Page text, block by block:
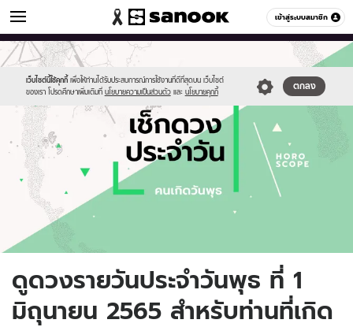
เข้าสู่ระบบสมาชิก
ดูดวง หมวดอื่นๆ
เว็บไซต์นี้ใช้คุกกี้ เพื่อให้ท่านได้รับประสบการณ์การใช้งานที่ดีที่สุดบน เว็บไซต์
ของเรา โปรดศึกษาเพิ่มเติมที่ นโยบายความเป็นส่วนตัว และ นโยบายคุกกี้
ตกลง
Sanook
//s.isanook.com/sr/0/images/logo-
new-
sanook.png
600
60
//s.isanook.com/ho/0/ud/fxd/day/daily-
horoscope-
wednesday.jpg
ดูดวงรายวันประจำวันพุธ ที่ 1
มิถุนายน 2565 สำหรับท่านที่เกิด